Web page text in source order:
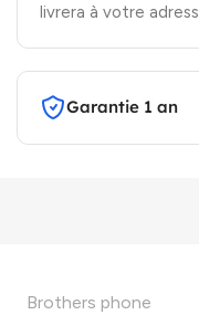
livrera à votre
Garantie 1 an
Brothers phone